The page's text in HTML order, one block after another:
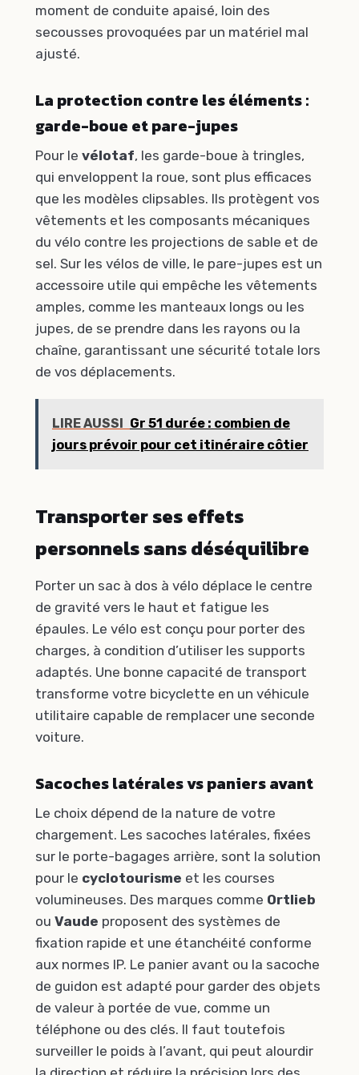
moment de conduite apaisé, loin des
secousses provoquées par un matériel mal
ajusté.
La protection contre les éléments :
garde-boue et pare-jupes
Pour le vélotaf, les garde-boue à tringles,
qui enveloppent la roue, sont plus efficaces
que les modèles clipsables. Ils protègent vos
vêtements et les composants mécaniques
du vélo contre les projections de sable et de
sel. Sur les vélos de ville, le pare-jupes est un
accessoire utile qui empêche les vêtements
amples, comme les manteaux longs ou les
jupes, de se prendre dans les rayons ou la
chaîne, garantissant une sécurité totale lors
de vos déplacements.
LIRE AUSSI Gr 51 durée : combien de
jours prévoir pour cet itinéraire côtier
Transporter ses effets
personnels sans déséquilibre
Porter un sac à dos à vélo déplace le centre
de gravité vers le haut et fatigue les
épaules. Le vélo est conçu pour porter des
charges, à condition d’utiliser les supports
adaptés. Une bonne capacité de transport
transforme votre bicyclette en un véhicule
utilitaire capable de remplacer une seconde
voiture.
Sacoches latérales vs paniers avant
Le choix dépend de la nature de votre
chargement. Les sacoches latérales, fixées
sur le porte-bagages arrière, sont la solution
pour le cyclotourisme et les courses
volumineuses. Des marques comme Ortlieb
ou Vaude proposent des systèmes de
fixation rapide et une étanchéité conforme
aux normes IP. Le panier avant ou la sacoche
de guidon est adapté pour garder des objets
de valeur à portée de vue, comme un
téléphone ou des clés. Il faut toutefois
surveiller le poids à l’avant, qui peut alourdir